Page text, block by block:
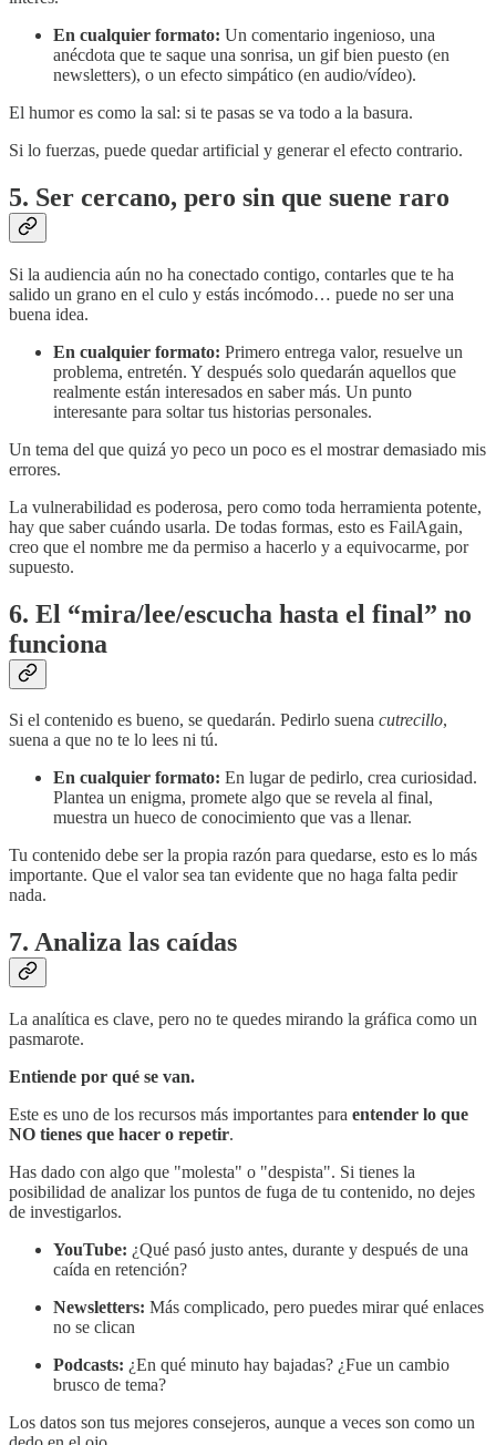
En cualquier formato: Un comentario ingenioso, una
anécdota que te saque una sonrisa, un gif bien puesto (en
newsletters), o un efecto simpático (en audio/vídeo).
El humor es como la sal: si te pasas se va todo a la basura.
Si lo fuerzas, puede quedar artificial y generar el efecto contrario.
5. Ser cercano, pero sin que suene raro
Si la audiencia aún no ha conectado contigo, contarles que te ha
salido un grano en el culo y estás incómodo… puede no ser una
buena idea.
En cualquier formato: Primero entrega valor, resuelve un
problema, entretén. Y después solo quedarán aquellos que
realmente están interesados en saber más. Un punto
interesante para soltar tus historias personales.
Un tema del que quizá yo peco un poco es el mostrar demasiado mis
errores.
La vulnerabilidad es poderosa, pero como toda herramienta potente,
hay que saber cuándo usarla. De todas formas, esto es FailAgain,
creo que el nombre me da permiso a hacerlo y a equivocarme, por
supuesto.
6. El “mira/lee/escucha hasta el final” no
funciona
Si el contenido es bueno, se quedarán. Pedirlo suena cutrecillo,
suena a que no te lo lees ni tú.
En cualquier formato: En lugar de pedirlo, crea curiosidad.
Plantea un enigma, promete algo que se revela al final,
muestra un hueco de conocimiento que vas a llenar.
Tu contenido debe ser la propia razón para quedarse, esto es lo más
importante. Que el valor sea tan evidente que no haga falta pedir
nada.
7. Analiza las caídas
La analítica es clave, pero no te quedes mirando la gráfica como un
pasmarote.
Entiende por qué se van.
Este es uno de los recursos más importantes para entender lo que
NO tienes que hacer o repetir.
Has dado con algo que "molesta" o "despista". Si tienes la
posibilidad de analizar los puntos de fuga de tu contenido, no dejes
de investigarlos.
YouTube: ¿Qué pasó justo antes, durante y después de una
caída en retención?
Newsletters: Más complicado, pero puedes mirar qué enlaces
no se clican
Podcasts: ¿En qué minuto hay bajadas? ¿Fue un cambio
brusco de tema?
Los datos son tus mejores consejeros, aunque a veces son como un